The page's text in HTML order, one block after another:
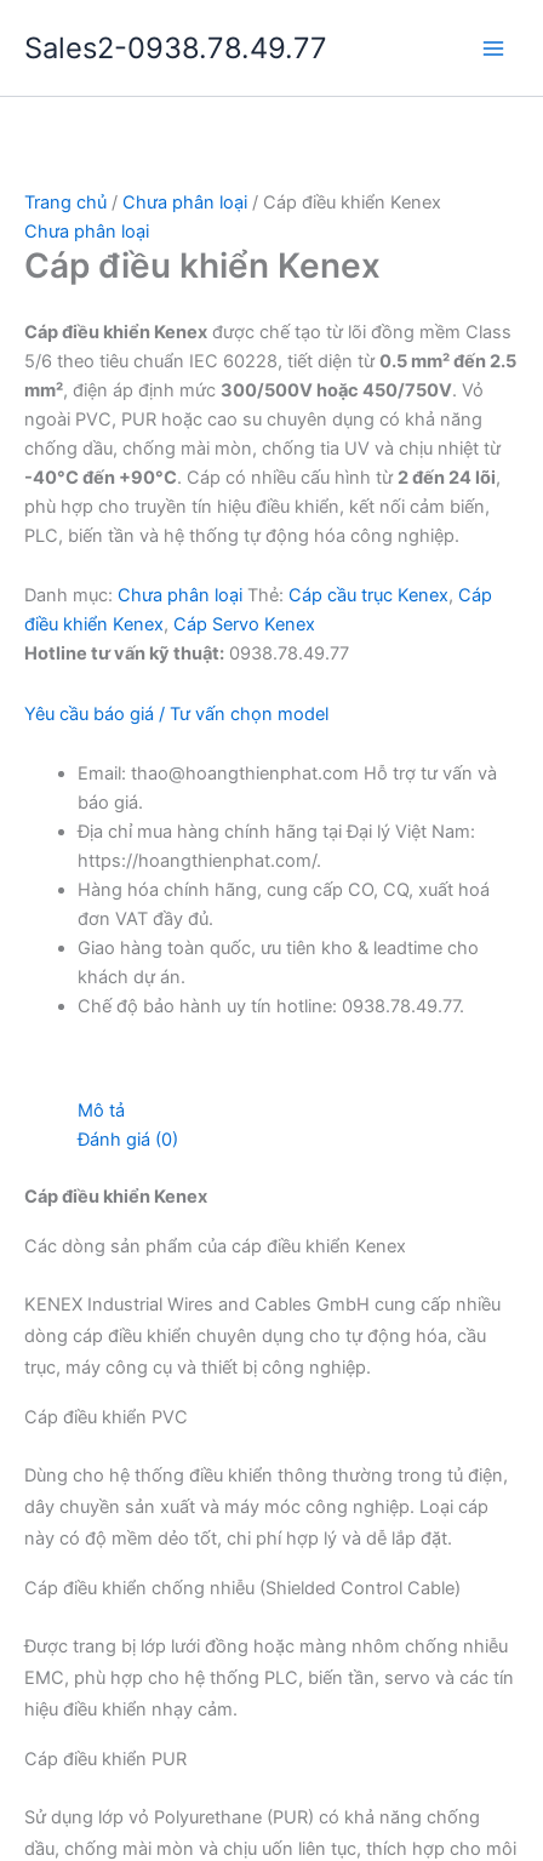
dung
Sales2-0938.78.49.77
Trang chủ / Chưa phân loại / Cáp điều khiển Kenex
Chưa phân loại
Cáp điều khiển Kenex
Cáp điều khiển Kenex được chế tạo từ lõi đồng mềm Class
5/6 theo tiêu chuẩn IEC 60228, tiết diện từ0.5 mm² đến 2.5
mm², điện áp định mức 300/500V hoặc 450/750V. Vỏ
ngoài PVC, PUR hoặc cao su chuyên dụng có khả năng
chống dầu, chống mài mòn, chống tia UV và chịu nhiệt từ
-40°C đến +90°C. Cáp có nhiều cấu hình từ 2 đến 24 lõi,
phù hợp cho truyền tín hiệu điều khiển, kết nối cảm biến,
PLC, biến tần và hệ thống tự động hóa công nghiệp.
Danh mục: Chưa phân loại Thẻ: Cáp cầu trục Kenex, Cáp
điều khiển Kenex, Cáp Servo Kenex
Hotline tư vấn kỹ thuật: 0938.78.49.77
Yêu cầu báo giá / Tư vấn chọn model
Email: thao@hoangthienphat.com Hỗ trợ tư vấn và
báo giá.
Địa chỉ mua hàng chính hãng tại Đại lý Việt Nam:
https://hoangthienphat.com/.
Hàng hóa chính hãng, cung cấp CO, CQ, xuất hoá
đơn VAT đầy đủ.
Giao hàng toàn quốc, ưu tiên kho & leadtime cho
khách dự án.
Chế độ bảo hành uy tín hotline: 0938.78.49.77.
Mô tả
Đánh giá (0)
Cáp điều khiển Kenex
Các dòng sản phẩm của cáp điều khiển Kenex
KENEX Industrial Wires and Cables GmbH cung cấp nhiều
dòng cáp điều khiển chuyên dụng cho tự động hóa, cầu
trục, máy công cụ và thiết bị công nghiệp.
Cáp điều khiển PVC
Dùng cho hệ thống điều khiển thông thường trong tủ điện,
dây chuyền sản xuất và máy móc công nghiệp. Loại cáp
này có độ mềm dẻo tốt, chi phí hợp lý và dễ lắp đặt.
Cáp điều khiển chống nhiễu (Shielded Control Cable)
Được trang bị lớp lưới đồng hoặc màng nhôm chống nhiễu
EMC, phù hợp cho hệ thống PLC, biến tần, servo và các tín
hiệu điều khiển nhạy cảm.
Cáp điều khiển PUR
Sử dụng lớp vỏ Polyurethane (PUR) có khả năng chống
dầu, chống mài mòn và chịu uốn liên tục, thích hợp cho môi